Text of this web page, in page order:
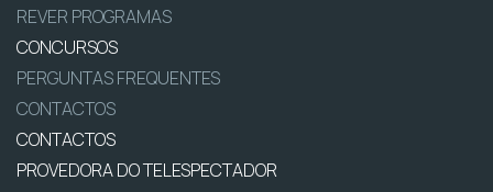
REVER PROGRAMAS
CONCURSOS
PERGUNTAS FREQUENTES
CONTACTOS
CONTACTOS
PROVEDORA DO TELESPECTADOR